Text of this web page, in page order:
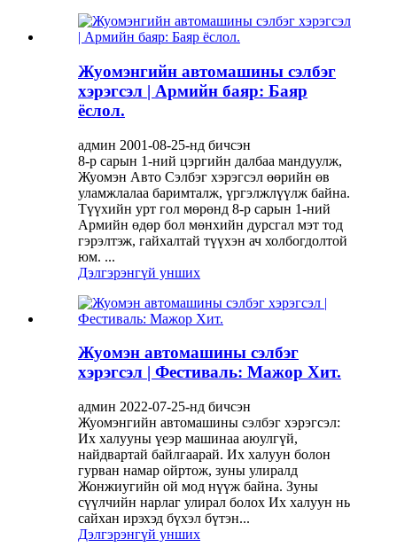
Жуомэнгийн автомашины сэлбэг
хэрэгсэл | Армийн баяр: Баяр
ёслол.
админ 2001-08-25-нд бичсэн
8-р сарын 1-ний цэргийн далбаа мандуулж,
Жуомэн Авто Сэлбэг хэрэгсэл өөрийн өв
уламжлалаа баримталж, үргэлжлүүлж байна.
Түүхийн урт гол мөрөнд 8-р сарын 1-ний
Армийн өдөр бол мөнхийн дурсгал мэт тод
гэрэлтэж, гайхалтай түүхэн ач холбогдолтой
юм. ...
Дэлгэрэнгүй унших
Жуомэн автомашины сэлбэг
хэрэгсэл | Фестиваль: Мажор Хит.
админ 2022-07-25-нд бичсэн
Жуомэнгийн автомашины сэлбэг хэрэгсэл:
Их халууны үеэр машинаа аюулгүй,
найдвартай байлгаарай. Их халуун болон
гурван намар ойртож, зуны улиралд
Жонжиугийн ой мод нүүж байна. Зуны
сүүлчийн нарлаг улирал болох Их халуун нь
сайхан ирэхэд бүхэл бүтэн...
Дэлгэрэнгүй унших